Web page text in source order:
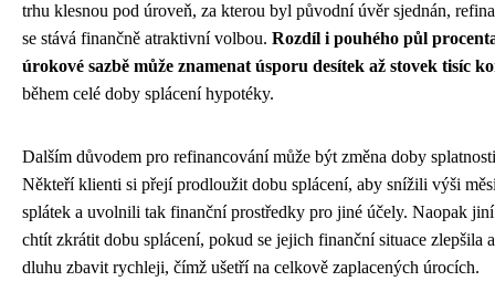
trhu klesnou pod úroveň, za kterou byl původní úvěr sjednán,
se stává finančně atraktivní volbou. Rozdíl i pouhého půl
úrokové sazbě může znamenat úsporu desítek až stovek tisíc
během celé doby splácení hypotéky.
Dalším důvodem pro refinancování může být změna doby
Někteří klienti si přejí prodloužit dobu splácení, aby snížili výši
splátek a uvolnili tak finanční prostředky pro jiné účely. Naopak
chtít zkrátit dobu splácení, pokud se jejich finanční situace zlepšila
dluhu zbavit rychleji, čímž ušetří na celkově zaplacených úrocích.